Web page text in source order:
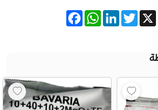
FacebookWhatsAppLinkedInTwitter X